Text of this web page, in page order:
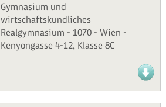
Gymnasium und
wirtschaftskundliches
Realgymnasium - 1070 - Wien -
Kenyongasse 4-12, Klasse 8C